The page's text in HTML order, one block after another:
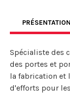
PRÉSENTATION
Spécialiste des
des portes et
la fabrication et
d'efforts pour